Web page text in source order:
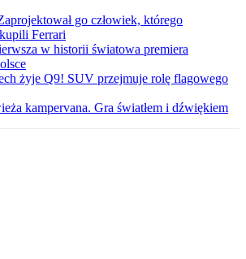
go człowiek, którego
Ferrari
w historii światowa premiera
żyje Q9! SUV przejmuje rolę flagowego
kampervana. Gra światłem i dźwiękiem